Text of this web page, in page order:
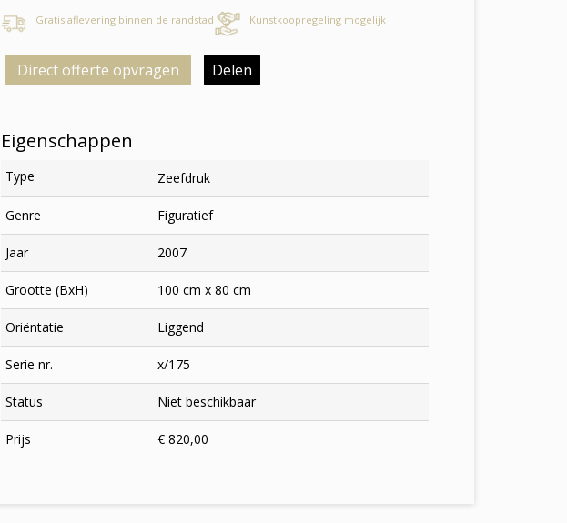
Gratis aflevering binnen de randstad
Kunstkoopregeling mogelijk
Direct offerte opvragen Delen
Eigenschappen
Type Zeefdruk
Genre Figuratief
Jaar 2007
Grootte (BxH) 100 cm x 80 cm
Oriëntatie Liggend
Serie nr. x/175
Status Niet beschikbaar
Prijs € 820,00
×